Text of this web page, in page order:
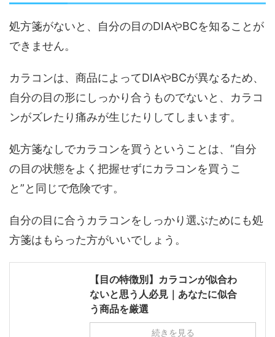
処方箋がないと、自分の目のDIAやBCを知ることが
できません。
カラコンは、商品によってDIAやBCが異なるため、
自分の目の形にしっかり合うものでないと、カラコ
ンがズレたり痛みが生じたりしてしまいます。
処方箋なしでカラコンを買うということは、“自分
の目の状態をよく把握せずにカラコンを買うこ
と”と同じで危険です。
自分の目に合うカラコンをしっかり選ぶためにも処
方箋はもらった方がいいでしょう。
【目の特徴別】カラコンが似合わ
ないと思う人必見｜あなたに似合
う商品を厳選
続きを見る